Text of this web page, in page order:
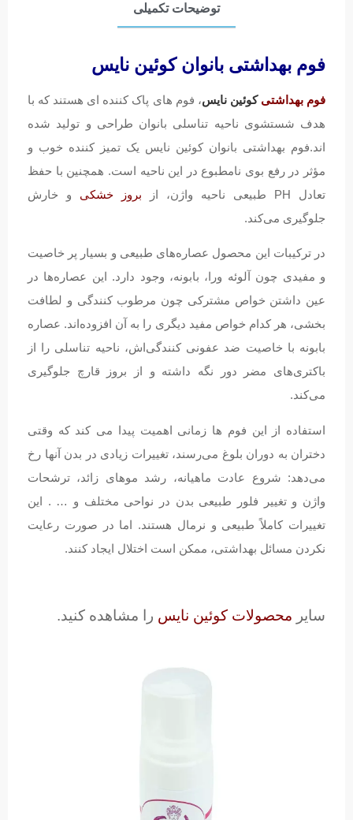
توضیحات تکمیلی
فوم بهداشتی بانوان کوئین نایس
فوم بهداشتی کوئین نایس، فوم های پاک کننده ای هستند که با
هدف شستشوی ناحیه تناسلی بانوان طراحی و تولید شده
اند.فوم بهداشتی بانوان کوئین نایس یک تمیز کننده خوب و
مؤثر در رفع بوی نامطبوع در این ناحیه است. همچنین با حفظ
تعادل PH طبیعی ناحیه واژن، از
بروز خشکی
و خارش
جلوگیری می‌کند.
در ترکیبات این محصول عصاره‌های طبیعی و بسیار پر خاصیت
و مفیدی چون آلوئه ورا، بابونه، وجود دارد. این عصاره‌ها در
عین داشتن خواص مشترکی چون مرطوب کنندگی و لطافت
بخشی، هر کدام خواص مفید دیگری را به آن افزوده‌اند. عصاره
بابونه با خاصیت ضد عفونی کنندگی‌اش، ناحیه تناسلی را از
باکتری‌های مضر دور نگه داشته و از بروز قارچ جلوگیری
می‌کند.
استفاده از این فوم ها زمانی اهمیت پیدا می کند که وقتی
دختران به دوران بلوغ می‌رسند، تغییرات زیادی در بدن آنها رخ
می‌دهد: شروع عادت ماهیانه، رشد موهای زائد، ترشحات
واژن و تغییر فلور طبیعی بدن در نواحی مختلف و … . این
تغییرات کاملاً طبیعی و نرمال هستند. اما در صورت رعایت
نکردن مسائل بهداشتی، ممکن است اختلال ایجاد کنند.
سایر محصولات کوئین نایس را مشاهده کنید.